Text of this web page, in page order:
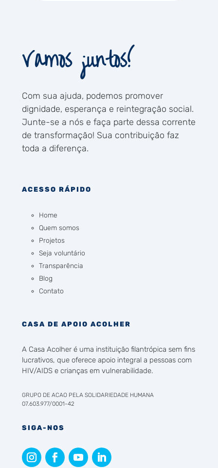
Vamos juntos!
Com sua ajuda, podemos promover
dignidade, esperança e reintegração social.
Junte-se a nós e faça parte dessa corrente
de transformação! Sua contribuição faz
toda a diferença.
ACESSO RÁPIDO
Home
Quem somos
Projetos
Seja voluntário
Transparência
Blog
Contato
CASA DE APOIO ACOLHER
A Casa Acolher é uma instituição filantrópica sem fins
lucrativos, que oferece apoio integral a pessoas com
HIV/AIDS e crianças em vulnerabilidade.
GRUPO DE ACAO PELA SOLIDARIEDADE HUMANA
07.603.977/0001-42
SIGA-NOS